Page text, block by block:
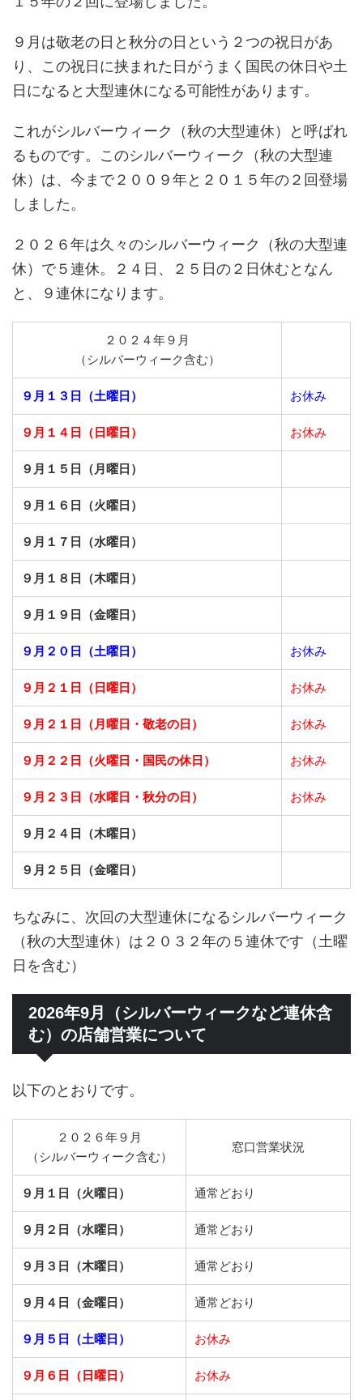
９月は敬老の日と秋分の日という２つの祝日があ
り、この祝日に挟まれた日がうまく国民の休日や土
日になると大型連休になる可能性があります。
これがシルバーウィーク（秋の大型連休）と呼ばれ
るものです。このシルバーウィーク（秋の大型連
休）は、今まで２００９年と２０１５年の２回登場
しました。
２０２６年は久々のシルバーウィーク（秋の大型連
休）で５連休。２４日、２５日の２日休むとなん
と、９連休になります。
２０２４年９月
（シルバーウィーク含む）
９月１３日（土曜日） お休み
９月１４日（日曜日） お休み
９月１５日（月曜日）
９月１６日（火曜日）
９月１７日（水曜日）
９月１８日（木曜日）
９月１９日（金曜日）
９月２０日（土曜日） お休み
９月２１日（日曜日） お休み
９月２１日（月曜日・敬老の日） お休み
９月２２日（火曜日・国民の休日） お休み
９月２３日（水曜日・秋分の日） お休み
９月２４日（木曜日）
９月２５日（金曜日）
ちなみに、次回の大型連休になるシルバーウィーク
（秋の大型連休）は２０３２年の５連休です（土曜
日を含む）
2026年9月（シルバーウィークなど連休含
む）の店舗営業について
以下のとおりです。
２０２６年９月
（シルバーウィーク含む）
窓口営業状況
９月１日（火曜日） 通常どおり
９月２日（水曜日） 通常どおり
９月３日（木曜日） 通常どおり
９月４日（金曜日） 通常どおり
９月５日（土曜日） お休み
９月６日（日曜日） お休み